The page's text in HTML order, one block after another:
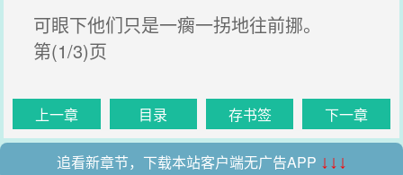
可眼下他们只是一瘸一拐地往前挪。
第(1/3)页
上一章 目录 存书签 下一章
追看新章节，下载本站客户端无广告APP ↓↓↓